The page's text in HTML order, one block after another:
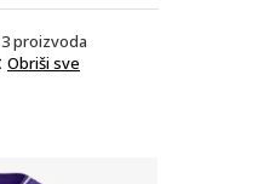
3proizvoda
Obriši sve